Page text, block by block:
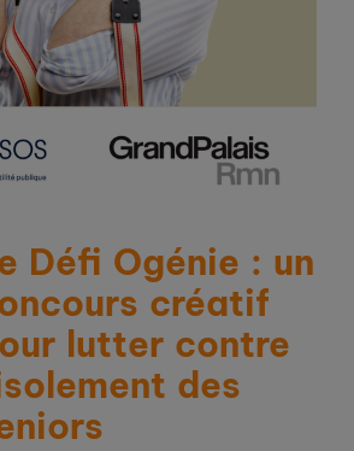
Défi Ogénie : un
créatif
lutter contre
des